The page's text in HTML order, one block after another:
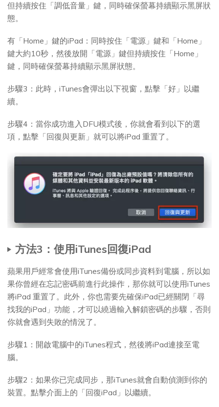
但持續按住「調低音量」鍵，同時確保螢幕持續顯示黑屏狀
態。
有「Home」鍵的iPad：同時按住「電源」鍵和「Home」
鍵大約10秒，然後放開「電源」鍵但持續按住「Home」
鍵，同時確保螢幕持續顯示黑屏狀態。
步驟3：此時，iTunes會彈出以下視窗，點擊「好」以繼
續。
步驟4：當你成功進入DFU模式後，你就會看到以下的選
項，點擊「回復與更新」就可以將iPad 重置了。
方法3：使用iTunes回復iPad
蘋果用戶經常會使用iTunes備份或同步資料到電腦，所以如
果你曾經在忘記密碼前進行此操作，那你就可以使用iTunes
將iPad 重置了。此外，你也需要先確保iPad已經關閉「尋
找我的iPad」功能，才可以繞過輸入解鎖密碼的步驟，否則
你就會遇到失敗的情況了。
步驟1：開啟電腦中的iTunes程式，然後將iPad連接至電
腦。
步驟2：如果你已完成同步，那iTunes就會自動偵測到你的
裝置。點擊介面上的「回復iPad」以繼續。